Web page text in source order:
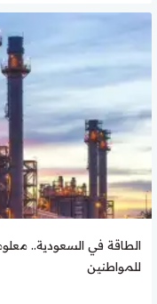
الطاقة في السعودية..
للمواطنين